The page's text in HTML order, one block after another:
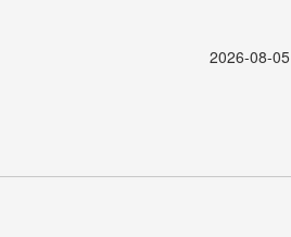
2026-08-05